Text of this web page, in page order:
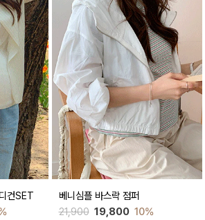
건SET 베니심플 바스락 점퍼
21,900 19,800 10%